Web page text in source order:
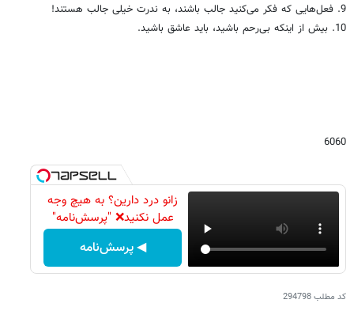
9. فعل‌هایی که فکر می‌کنید جالب باشند، به‌ ندرت خیلی جالب هستند!
10. بیش از‌ اینکه بی‌رحم باشید، باید عاشق باشید.
6060
زانو درد دارین؟ به هیچ وجه
عمل نکنید❌ "پرسش‌نامه"
◀ پرسش‌نامه
کد مطلب294798